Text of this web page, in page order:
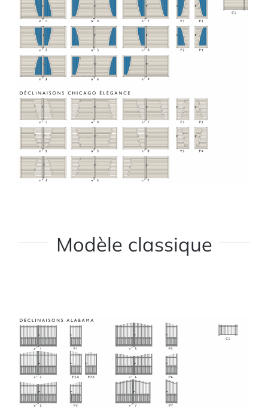
Modèle classique